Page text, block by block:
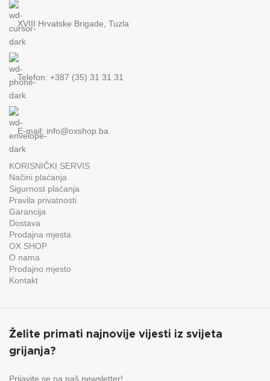
XVIII Hrvatske Brigade, Tuzla
Telefon: +387 (35) 31 31 31
E-mail: info@oxshop.ba
KORISNIČKI SERVIS
Načini plaćanja
Sigurnost plaćanja
Pravila privatnosti
Garancija
Dostava
Prodajna mjesta
OX SHOP
O nama
Prodajno mjesto
Kontakt
Želite primati najnovije vijesti iz svijeta
grijanja?
Prijavite se na naš newsletter!